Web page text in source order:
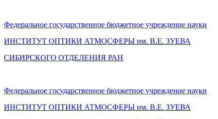
Федеральное государственное бюджетное учреждение науки
ИНСТИТУТ ОПТИКИ АТМОСФЕРЫ им. В.Е. ЗУЕВА
СИБИРСКОГО ОТДЕЛЕНИЯ РАН
Федеральное государственное бюджетное учреждение науки
ИНСТИТУТ ОПТИКИ АТМОСФЕРЫ им. В.Е. ЗУЕВА